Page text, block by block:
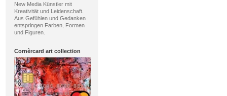
New Media Künstler mit
Kreativität und Leidenschaft.
Aus Gefühlen und Gedanken
entspringen Farben, Formen
und Figuren.
Cornèrcard art collection